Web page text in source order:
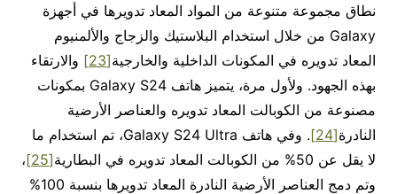
نطاق مجموعة متنوعة من المواد المعاد تدويرها في أجهزة
Galaxy من خلال استخدام البلاستيك والزجاج والألمنيوم
المعاد تدويره في المكونات الداخلية والخارجية[23]
والارتقاء
بهذه الجهود. ولأول مرة، يتميز هاتف Galaxy S24 بمكونات
مصنوعة من الكوبالت المعاد تدويره والعناصر الأرضية
النادرة[24]
. وفي هاتف Galaxy S24 Ultra، تم استخدام ما
لا يقل عن 50% من الكوبالت المعاد تدويره في البطارية
[25]
،
وتم دمج العناصر الأرضية النادرة المعاد تدويرها بنسبة 100%